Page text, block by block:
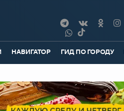
НАВИГАТОР ГИД ПО ГОРОДУ